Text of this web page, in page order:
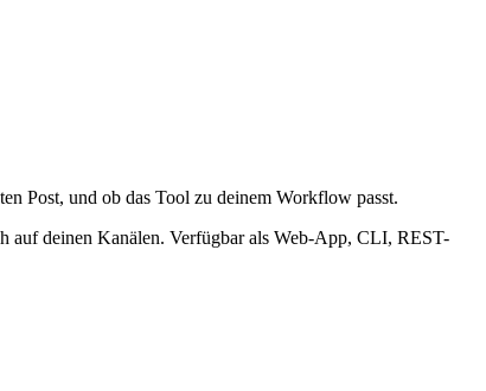
Post, und ob das Tool zu deinem Workflow passt.
deinen Kanälen. Verfügbar als Web-App, CLI, REST-